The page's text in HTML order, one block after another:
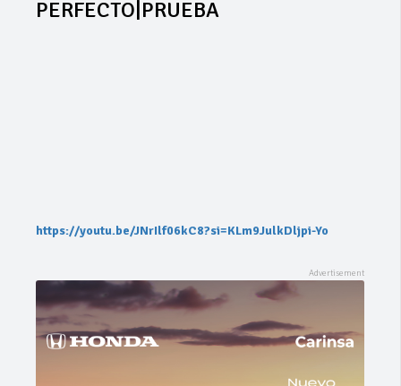
PERFECTO|PRUEBA
https://youtu.be/JNrIlf06kC8?si=KLm9JulkDljpi-Yo